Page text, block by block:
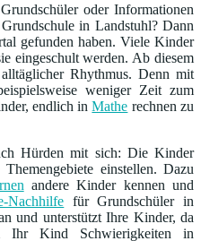
oder Informationen
in Landstuhl? Dann
gefunden haben. Viele Kinder
eingeschult werden. Ab diesem
Rhythmus. Denn mit
weniger Zeit zum
endlich inMathe rechnen zu
Hürden mit sich: Die Kinder
einstellen. Dazu
andere Kinder kennen und
Nachhilfe für Grundschüler in
und unterstützt Ihre Kinder, da
Ihr Kind Schwierigkeiten in